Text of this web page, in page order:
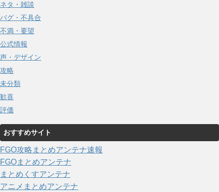
ネタ・雑談
バグ・不具合
不満・要望
公式情報
声・デザイン
攻略
未分類
歓喜
評価
おすすめサイト
FGO攻略まとめアンテナ速報
FGOまとめアンテナ
まとめくすアンテナ
アニメまとめアンテナ